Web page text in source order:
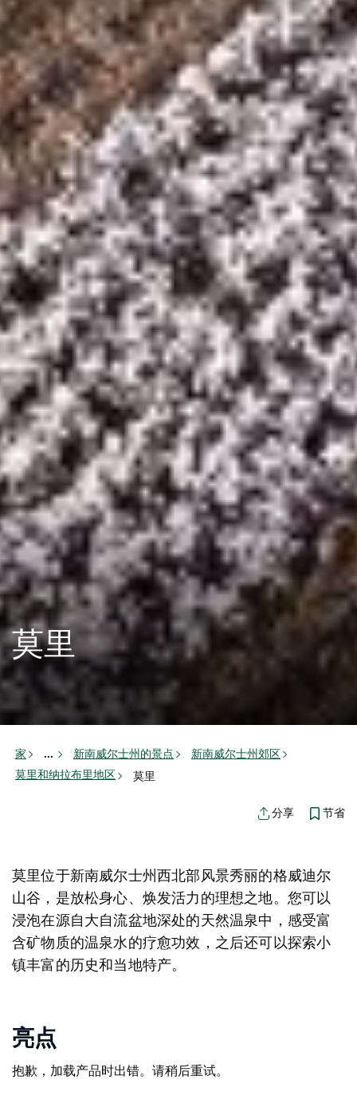
莫里
家 ... 新南威尔士州的景点
新南威尔士州郊区
莫里和纳拉布里地区
莫里
分享 节省
莫里位于新南威尔士州西北部风景秀丽的格威迪尔
山谷，是放松身心、焕发活力的理想之地。您可以
浸泡在源自大自流盆地深处的天然温泉中，感受富
含矿物质的温泉水的疗愈功效，之后还可以探索小
镇丰富的历史和当地特产。
亮点
抱歉，加载产品时出错。请稍后重试。